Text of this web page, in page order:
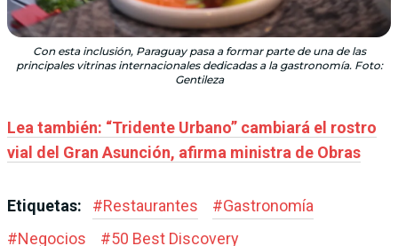
Con esta inclusión, Paraguay pasa a formar parte de una de las
principales vitrinas internacionales dedicadas a la gastronomía. Foto:
Gentileza
Lea también: “Tridente Urbano” cambiará el rostro
vial del Gran Asunción, afirma ministra de Obras
Etiquetas: #Restaurantes #Gastronomía
#Negocios #50 Best Discovery